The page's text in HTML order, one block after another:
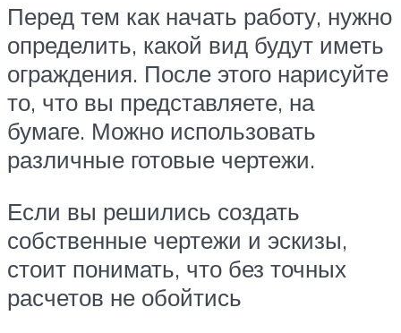
Перед тем как начать работу, нужно
определить, какой вид будут иметь
ограждения. После этого нарисуйте
то, что вы представляете, на
бумаге. Можно использовать
различные готовые чертежи.
Если вы решились создать
собственные чертежи и эскизы,
стоит понимать, что без точных
расчетов не обойтись